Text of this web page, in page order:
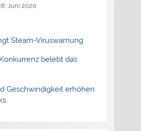
Juni 2020
Steam-Viruswarnung
belebt das
Geschwindigkeit erhöhen